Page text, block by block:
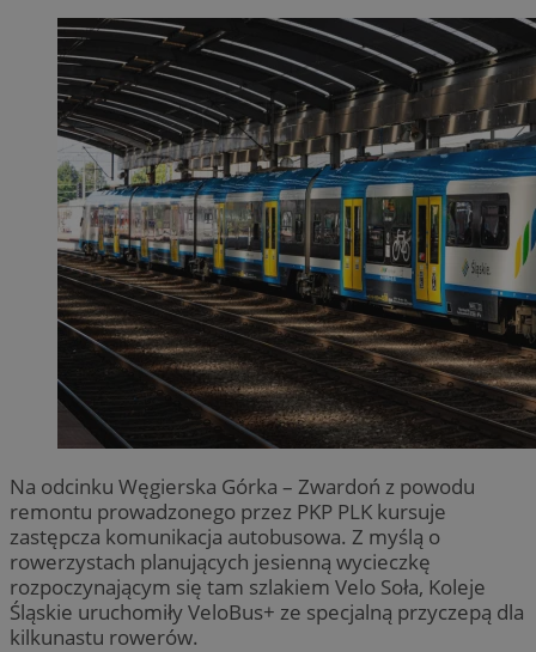
Na odcinku Węgierska Górka – Zwardoń z powodu
remontu prowadzonego przez PKP PLK kursuje
zastępcza komunikacja autobusowa. Z myślą o
rowerzystach planujących jesienną wycieczkę
rozpoczynającym się tam szlakiem Velo Soła, Koleje
Śląskie uruchomiły VeloBus+ ze specjalną przyczepą dla
kilkunastu rowerów.